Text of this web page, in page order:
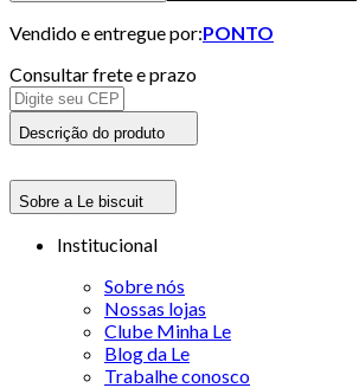
Vendido e entregue por:PONTO
Consultar frete e prazo
Descrição do produto
Sobre a Le biscuit
Institucional
Sobre nós
Nossas lojas
Clube Minha Le
Blog da Le
Trabalhe conosco